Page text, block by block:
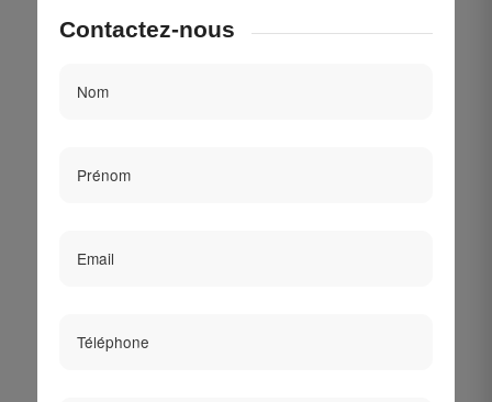
Contactez-nous